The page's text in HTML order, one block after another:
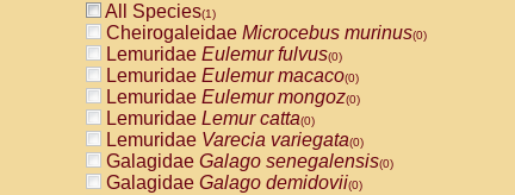
All Species(1)
Cheirogaleidae Microcebus murinus(0)
Lemuridae Eulemur fulvus(0)
Lemuridae Eulemur macaco(0)
Lemuridae Eulemur mongoz(0)
Lemuridae Lemur catta(0)
Lemuridae Varecia variegata(0)
Galagidae Galago senegalensis(0)
Galagidae Galago demidovii(0)